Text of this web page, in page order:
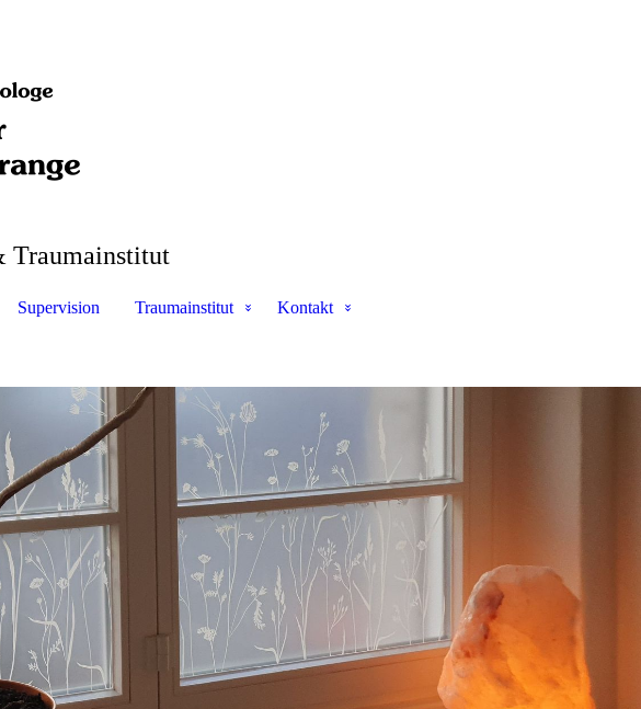
Traumainstitut
Supervision Traumainstitut
Kontakt